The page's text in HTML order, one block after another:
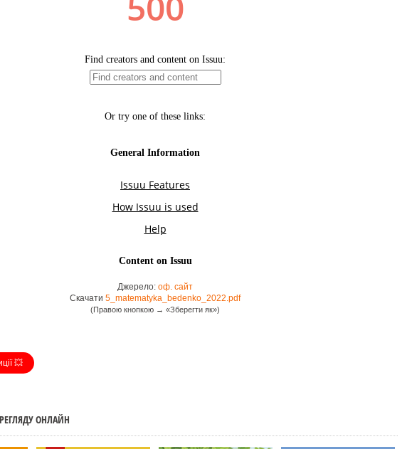
Джерело: оф. сайт
Скачати 5_matematyka_bedenko_2022.pdf
(Правою кнопкою → «Зберегти як»)
💥
ОНЛАЙН